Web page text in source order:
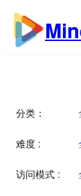
跳
至
内
分类：
难度 :
访问模式 :